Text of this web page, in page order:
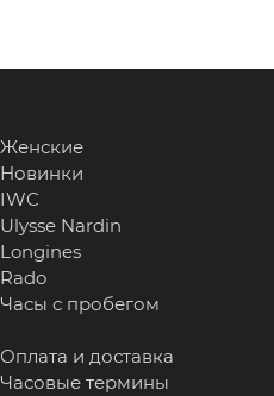
Женские
Новинки
IWC
Ulysse Nardin
Longines
Rado
Часы с пробегом
Оплата и доставка
Часовые термины